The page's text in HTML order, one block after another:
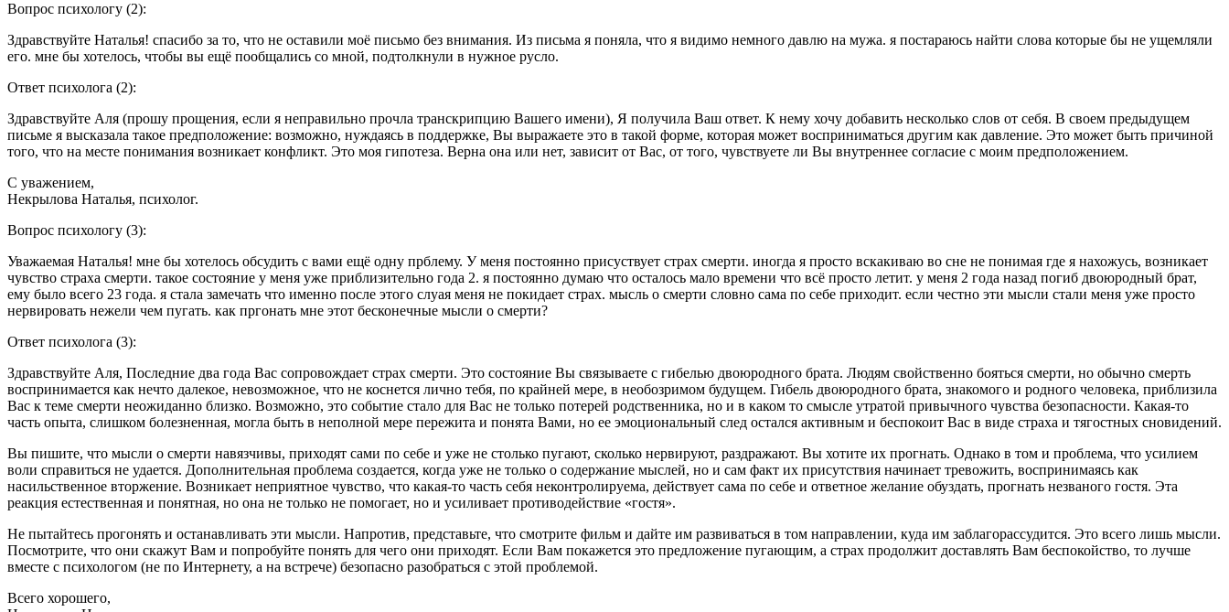
Вопрос психологу (2):
Здравствуйте Наталья! спасибо за то, что не оставили моё письмо без внимания. Из письма я поняла, что я видимо немного давлю на мужа. я постараюсь найти слова которые бы не ущемляли
его. мне бы хотелось, чтобы вы ещё пообщались со мной, подтолкнули в нужное русло.
Ответ психолога (2):
Здравствуйте Аля (прошу прощения, если я неправильно прочла транскрипцию Вашего имени), Я получила Ваш ответ. К нему хочу добавить несколько слов от себя. В своем предыдущем
письме я высказала такое предположение: возможно, нуждаясь в поддержке, Вы выражаете это в такой форме, которая может восприниматься другим как давление. Это может быть причиной
того, что на месте понимания возникает конфликт. Это моя гипотеза. Верна она или нет, зависит от Вас, от того, чувствуете ли Вы внутреннее согласие с моим предположением.
С уважением,
Некрылова Наталья, психолог.
Вопрос психологу (3):
Уважаемая Наталья! мне бы хотелось обсудить с вами ещё одну прблему. У меня постоянно присуствует страх смерти. иногда я просто вскакиваю во сне не понимая где я нахожусь, возникает
чувство страха смерти. такое состояние у меня уже приблизительно года 2. я постоянно думаю что осталось мало времени что всё просто летит. у меня 2 года назад погиб двоюродный брат,
ему было всего 23 года. я стала замечать что именно после этого слуая меня не покидает страх. мысль о смерти словно сама по себе приходит. если честно эти мысли стали меня уже просто
нервировать нежели чем пугать. как пргонать мне этот бесконечные мысли о смерти?
Ответ психолога (3):
Здравствуйте Аля, Последние два года Вас сопровождает страх смерти. Это состояние Вы связываете с гибелью двоюродного брата. Людям свойственно бояться смерти, но обычно смерть
воспринимается как нечто далекое, невозможное, что не коснется лично тебя, по крайней мере, в необозримом будущем. Гибель двоюродного брата, знакомого и родного человека, приблизила
Вас к теме смерти неожиданно близко. Возможно, это событие стало для Вас не только потерей родственника, но и в каком то смысле утратой привычного чувства безопасности. Какая-то
часть опыта, слишком болезненная, могла быть в неполной мере пережита и понята Вами, но ее эмоциональный след остался активным и беспокоит Вас в виде страха и тягостных сновидений.
Вы пишите, что мысли о смерти навязчивы, приходят сами по себе и уже не столько пугают, сколько нервируют, раздражают. Вы хотите их прогнать. Однако в том и проблема, что усилием
воли справиться не удается. Дополнительная проблема создается, когда уже не только о содержание мыслей, но и сам факт их присутствия начинает тревожить, воспринимаясь как
насильственное вторжение. Возникает неприятное чувство, что какая-то часть себя неконтролируема, действует сама по себе и ответное желание обуздать, прогнать незваного гостя. Эта
реакция естественная и понятная, но она не только не помогает, но и усиливает противодействие «гостя».
Не пытайтесь прогонять и останавливать эти мысли. Напротив, представьте, что смотрите фильм и дайте им развиваться в том направлении, куда им заблагорассудится. Это всего лишь мысли.
Посмотрите, что они скажут Вам и попробуйте понять для чего они приходят. Если Вам покажется это предложение пугающим, а страх продолжит доставлять Вам беспокойство, то лучше
вместе с психологом (не по Интернету, а на встрече) безопасно разобраться с этой проблемой.
Всего хорошего,